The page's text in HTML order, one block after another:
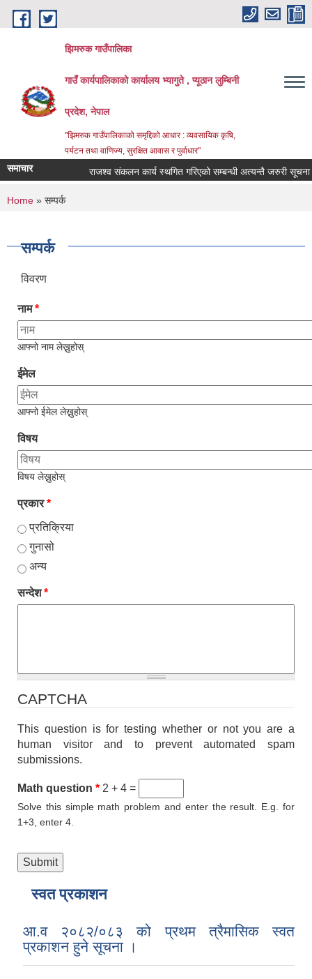
Skip to main content
झिमरुक गाउँपालिका
गाउँ कार्यपालिकाको कार्यालय भ्यागुते , प्यूठान लुम्बिनी
प्रदेश, नेपाल
"झिमरुक गाउँपालिकाको समृद्दिको आधार : व्यवसायिक कृषि,
पर्यटन तथा वाणिज्य, सुरक्षित आवास र पुर्वाधार"
समाचार राजश्व संकलन कार्य स्थगित गरिएको सम्बन्धी अत्यन्तै जरुरी सूचना ।
You are here
Home » सम्पर्क
सम्पर्क
विवरण
नाम*
आफ्नो नाम लेख्नुहोस्
ईमेल
आफ्नो ईमेल लेख्नुहोस्
विषय
विषय लेख्नुहोस्
प्रकार*
प्रतिक्रिया
गुनासो
अन्य
सन्देश*
CAPTCHA
This question is for testing whether or not you are a
human visitor and to prevent automated spam
submissions.
Math question * 2 + 4 =
Solve this simple math problem and enter the result. E.g. for
1+3, enter 4.
स्वत प्रकाशन
आ.व २०८२/०८३ को प्रथम त्रैमासिक स्वत
प्रकाशन हुने सूचना ।